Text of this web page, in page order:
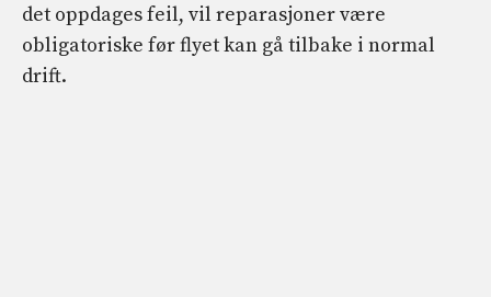
det oppdages feil, vil reparasjoner være
obligatoriske før flyet kan gå tilbake i normal
drift.